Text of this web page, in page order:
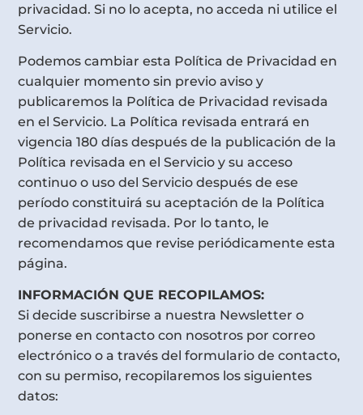
privacidad. Si no lo acepta, no acceda ni utilice el
Servicio.
Podemos cambiar esta Política de Privacidad en
cualquier momento sin previo aviso y
publicaremos la Política de Privacidad revisada
en el Servicio. La Política revisada entrará en
vigencia 180 días después de la publicación de la
Política revisada en el Servicio y su acceso
continuo o uso del Servicio después de ese
período constituirá su aceptación de la Política
de privacidad revisada. Por lo tanto, le
recomendamos que revise periódicamente esta
página.
INFORMACIÓN QUE RECOPILAMOS:
Si decide suscribirse a nuestra Newsletter o
ponerse en contacto con nosotros por correo
electrónico o a través del formulario de contacto,
con su permiso, recopilaremos los siguientes
datos: